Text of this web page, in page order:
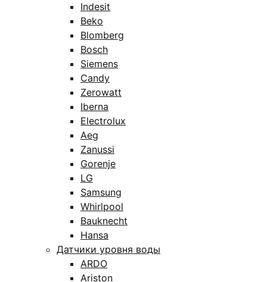
Indesit
Beko
Blomberg
Bosch
Siemens
Candy
Zerowatt
Iberna
Electrolux
Aeg
Zanussi
Gorenje
LG
Samsung
Whirlpool
Bauknecht
Hansa
Датчики уровня воды
ARDO
Ariston